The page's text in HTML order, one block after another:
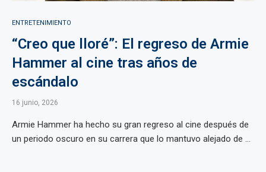
ENTRETENIMIENTO
“Creo que lloré”: El regreso de Armie
Hammer al cine tras años de
escándalo
16 junio, 2026
Armie Hammer ha hecho su gran regreso al cine después de
un periodo oscuro en su carrera que lo mantuvo alejado de ...